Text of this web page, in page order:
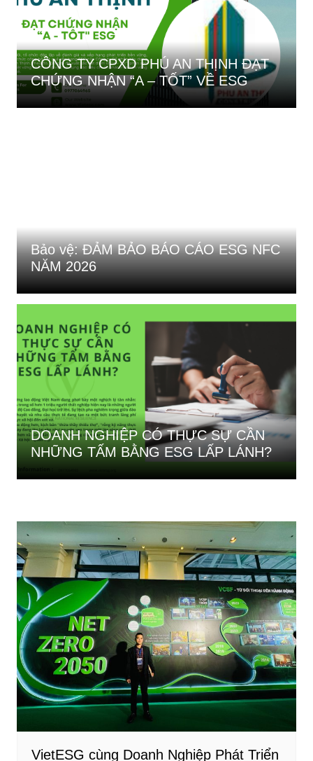
CÔNG TY CPXD PHÚ AN THỊNH ĐẠT
CHỨNG NHẬN “A – TỐT” VỀ ESG
Bảo vệ: ĐẢM BẢO BÁO CÁO ESG NFC
NĂM 2026
DOANH NGHIỆP CÓ THỰC SỰ CẦN
NHỮNG TẤM BẰNG ESG LẤP LÁNH?
VietESG cùng Doanh Nghiệp Phát Triển